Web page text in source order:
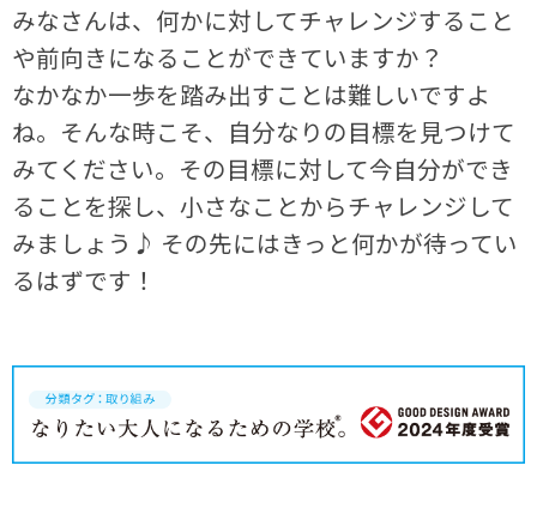
みなさんは、何かに対してチャレンジすること
や前向きになることができていますか？
なかなか一歩を踏み出すことは難しいですよ
ね。そんな時こそ、自分なりの目標を見つけて
みてください。その目標に対して今自分ができ
ることを探し、小さなことからチャレンジして
みましょう♪ その先にはきっと何かが待ってい
るはずです！